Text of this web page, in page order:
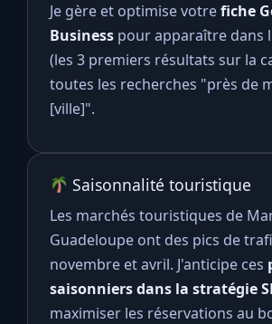
Je gère et optimise votrefiche
Business pour apparaître dans
(les 3 premiers résultats sur la
toutes les recherches "près de
[ville]".
Saisonnalité touristique
Les marchés touristiques de
Guadeloupe ont des pics de
novembre et avril. J'anticipe ces
saisonniers dans la stratégie
maximiser les réservations au